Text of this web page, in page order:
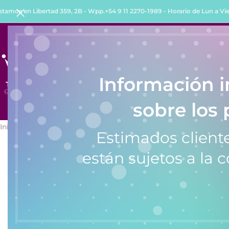
Información
sobre los
Estimados
están sujetos a la
en Libertad 359, 2B - Wpp.+54 9 11 2270-1989 - Horario de Lun a
INICIO TIENDA QUIENES SOMOS COMO COMPRAR
Inicio Relojes /Relojes de Mujer
SALE